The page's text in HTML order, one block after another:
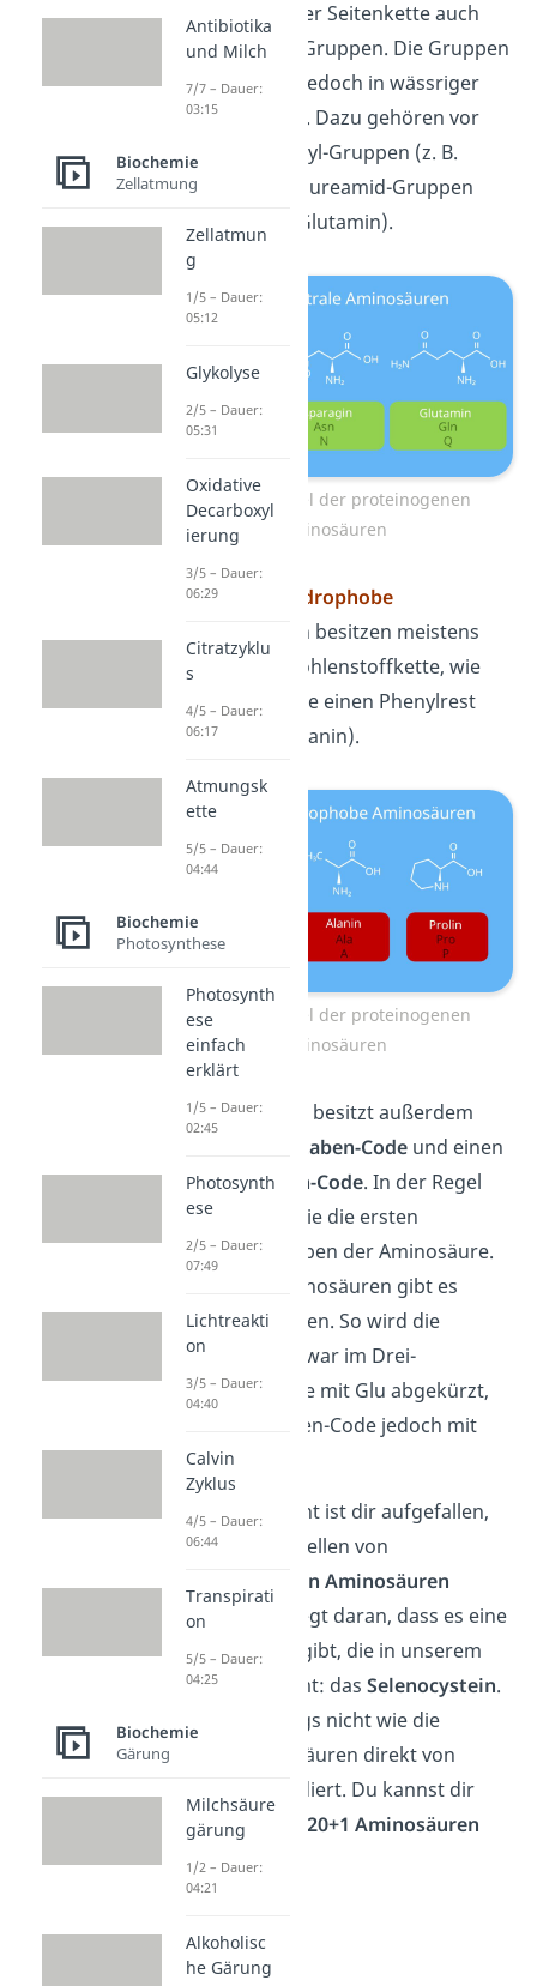
besitzen in der Seitenkette auch
funktionelle Gruppen. Die Gruppen
dissoziieren jedoch in wässriger
Lösung nicht. Dazu gehören vor
allem Hydroxyl-Gruppen (z. B.
Serin) und Säureamid-Gruppen
(Asparagin, Glutamin).
Strukturformel der proteinogenen
Aminosäuren
Unpolare
hydrophobe
Aminosäuren besitzen meistens
eine lange Kohlenstoffkette, wie
beispielsweise einen Phenylrest
(z.B. Phenylalanin).
Strukturformel der proteinogenen
Aminosäuren
Jede Aminosäure besitzt außerdem
Ein-Buchstaben-Codeund einen
Drei-Buchstaben-Code. In der Regel
sind die Codes wie die ersten
Anfangsbuchstaben der Aminosäure.
Bei wenigen Aminosäuren gibt es
jedoch Ausnahmen. So wird die
Glutaminsäure zwar im Drei-
Buchstaben-Code mit Glu abgekürzt,
im Ein-Buchstaben-Code jedoch mit
einem E.
Hinweis:
Vielleicht ist dir aufgefallen,
dass manche Quellen von
21 proteinogenen Aminosäuren
sprechen. Das liegt daran, dass es eine
21. Aminosäure gibt, die in unserem
Körper vorkommt: das Selenocystein.
Sie wird allerdings nicht wie die
anderen Aminosäuren direkt von
unserer DNA codiert. Du kannst dir
deswegen auch 20+1 Aminosäuren
merken.
Antibiotika
und Milch
7/7 – Dauer:
03:15
Biochemie
Zellatmung
Zellatmun
g
1/5 – Dauer:
05:12
Glykolyse
2/5 – Dauer:
05:31
Oxidative
Decarboxyl
ierung
3/5 – Dauer:
06:29
Citratzyklu
s
4/5 – Dauer:
06:17
Atmungsk
ette
5/5 – Dauer:
04:44
Biochemie
Photosynthese
Photosynth
ese
einfach
erklärt
1/5 – Dauer:
02:45
Photosynth
ese
2/5 – Dauer:
07:49
Lichtreakti
on
3/5 – Dauer:
04:40
Calvin
Zyklus
4/5 – Dauer:
06:44
Transpirati
on
5/5 – Dauer:
04:25
Biochemie
Gärung
Milchsäure
gärung
1/2 – Dauer:
04:21
Alkoholisc
he Gärung